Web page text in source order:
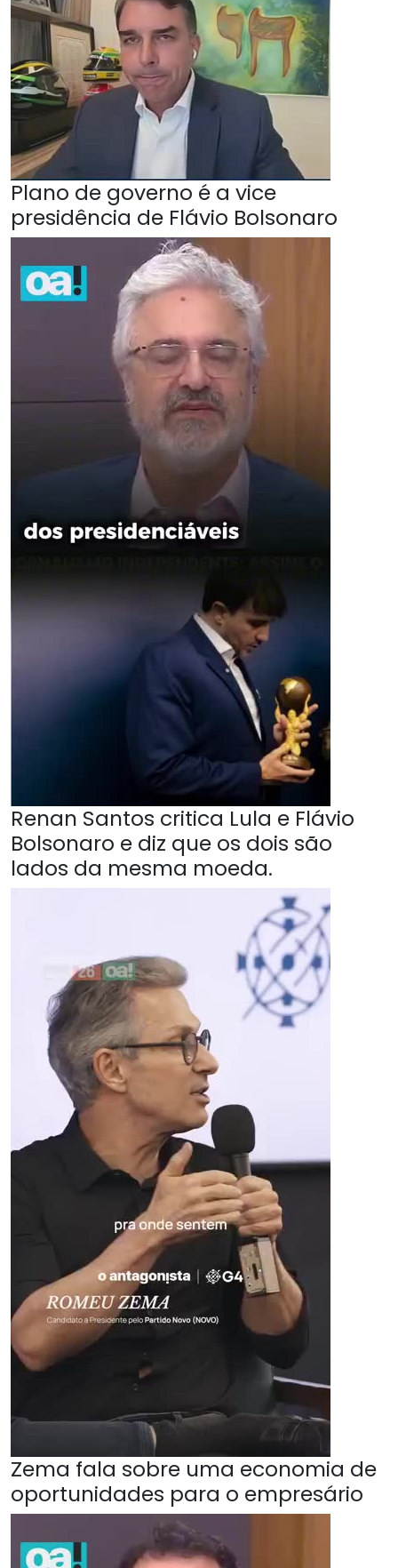
Plano de governo é a vice
presidência de Flávio Bolsonaro
Renan Santos critica Lula e Flávio
Bolsonaro e diz que os dois são
lados da mesma moeda.
Zema fala sobre uma economia de
oportunidades para o empresário